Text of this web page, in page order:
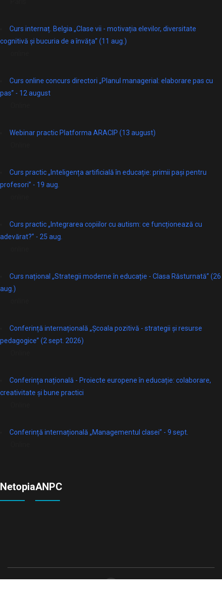
Curs internaț. Belgia „Clase vii - motivația elevilor, diversitate
cognitivă și bucuria de a învăța” (11 aug.)
Curs online concurs directori „Planul managerial: elaborare pas cu
pas” - 12 august
Webinar practic Platforma ARACIP (13 august)
Curs practic „Inteligența artificială în educație: primii pași pentru
profesori” - 19 aug.
Curs practic „Integrarea copiilor cu autism: ce funcționează cu
adevărat?” - 25 aug.
Curs național „Strategii moderne în educație - Clasa Răsturnată” (26
aug.)
Conferință internațională „Școala pozitivă - strategii și resurse
pedagogice” (2 sept. 2026)
Conferința națională - Proiecte europene în educație: colaborare,
creativitate și bune practici
Conferință internațională „Managementul clasei” - 9 sept.
NetopiaANPC